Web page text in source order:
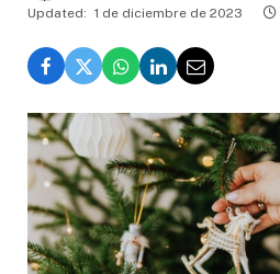
Updated: 1 de diciembre de 2023